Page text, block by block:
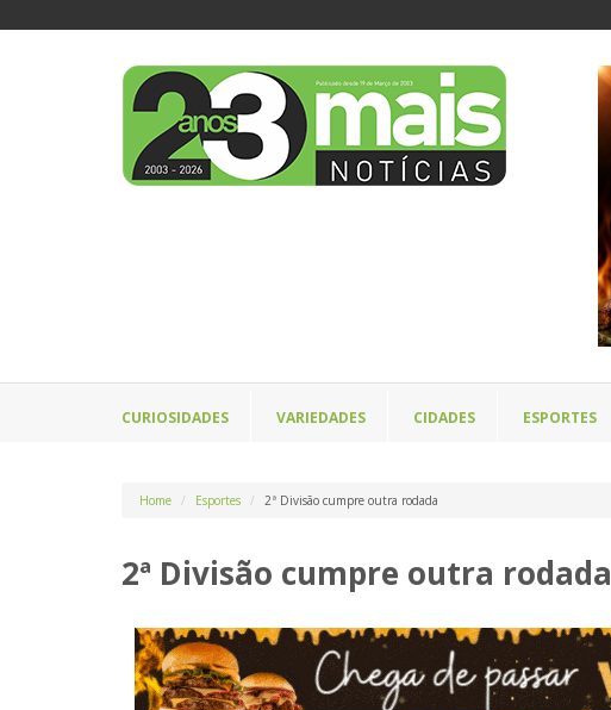
CURIOSIDADES VARIEDADES CIDADES ESPORTES
Home Esportes 2ª Divisão cumpre outra rodada
2ª Divisão cumpre outra rodada